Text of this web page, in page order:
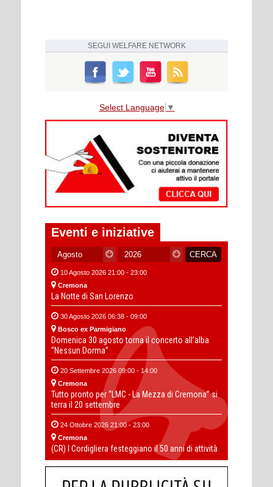
SEGUI WELFARE NETWORK
Select Language ▼
Eventi e iniziative
10 Agosto 2026 21:00 - 23:00
Cremona
La Notte di San Lorenzo
30 Agosto 2026 06:38 - 09:00
Bosco ex Parmigiano
Domenica 30 agosto torna il concerto all’alba
“Nessun Dorma”
20 Settembre 2026 09:00 - 14:00
Cremona
Tutto pronto per “LMC - La Mezza di Cremona” si
terra il 20 settembre
24 Ottobre 2026 21:00 - 23:00
Cremona
(CR) I Cordigliera festeggiano il 50 anni di attività